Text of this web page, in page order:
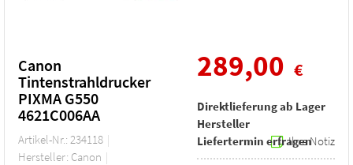
Canon
Tintenstrahldrucker
PIXMA G550
4621C006AA
Artikel-Nr.: 234118
Hersteller: Canon
289,00 €
Direktlieferung ab Lager
Hersteller
Liefertermin erfragenIhre Notiz